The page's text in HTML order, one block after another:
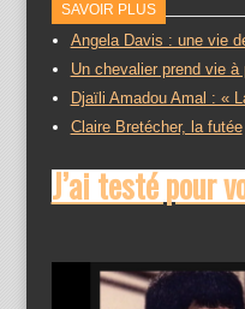
SAVOIR PLUS
Angela Davis : une vie
Un chevalier prend vie à
Djaïli Amadou Amal : «
Claire Bretécher, la futée
J’ai testé pour